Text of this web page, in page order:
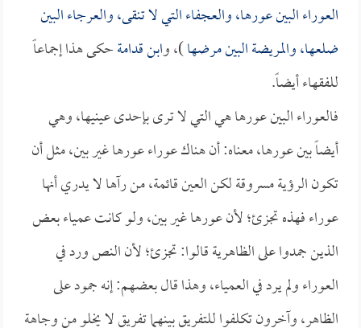
العوراء البين عورها، والعجفاء التي لا تنقى، والعرجاء البين
ضلعها، والمريضة البين مرضها)، وابن قدامةحكى هذا إجماعاً
للفقهاء أيضاً.
فالعوراء البين عورها هي التي لا ترى بإحدى عينيها، وهي
أيضاً بين عورها، معناه: أن هناك عوراء عورها غير بين، مثل أن
تكون الرؤية مسروقة لكن العين قائمة، من رآها لا يدري أنها
عوراء فهذه تجزئ؛ لأن عورها غير بين، ولو كانت عمياء بعض
الذين جمدوا على الظاهرية قالوا: تجزئ؛ لأن النص ورد في
العوراء ولم يرد في العمياء، وهذا قال بعضهم: إنه جمود على
الظاهر، وآخرون تكلفوا للتفريق بينهما تفريق لا يخلو من وجاهة